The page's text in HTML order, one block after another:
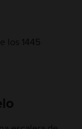
los 1445